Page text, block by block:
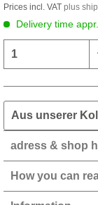
Prices incl. VAT plus
Delivery time
Aus unserer
adress & shop
How you can